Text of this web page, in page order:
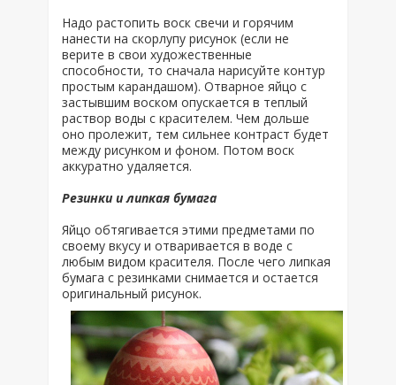
Надо растопить воск свечи и горячим
нанести на скорлупу рисунок (если не
верите в свои художественные
способности, то сначала нарисуйте контур
простым карандашом). Отварное яйцо с
застывшим воском опускается в теплый
раствор воды с красителем. Чем дольше
оно пролежит, тем сильнее контраст будет
между рисунком и фоном. Потом воск
аккуратно удаляется.
Резинки и липкая бумага
Яйцо обтягивается этими предметами по
своему вкусу и отваривается в воде с
любым видом красителя. После чего липкая
бумага с резинками снимается и остается
оригинальный рисунок.